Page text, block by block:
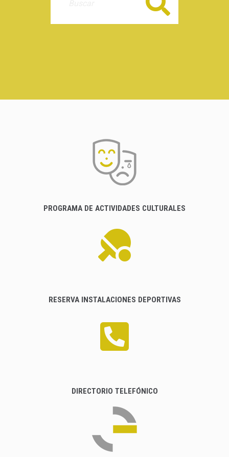
Buscar
PROGRAMA DE ACTIVIDADES CULTURALES
RESERVA INSTALACIONES DEPORTIVAS
DIRECTORIO TELEFÓNICO